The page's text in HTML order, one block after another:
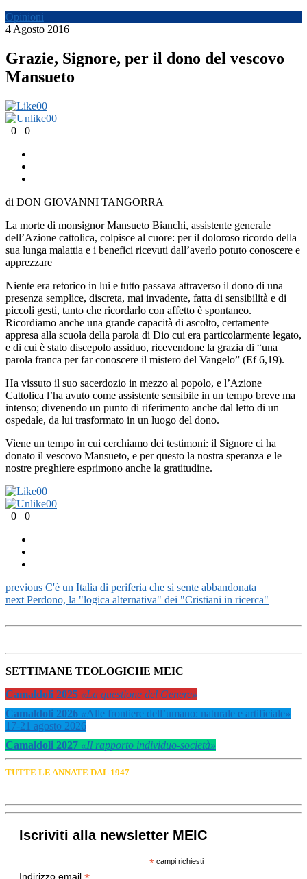
Opinioni
4 Agosto 2016
Grazie, Signore, per il dono del vescovo
Mansueto
00
00
0
0
di DON GIOVANNI TANGORRA
La morte di monsignor Mansueto Bianchi, assistente generale
dell’Azione cattolica, colpisce al cuore: per il doloroso ricordo della
sua lunga malattia e i benefici ricevuti dall’averlo potuto conoscere e
apprezzare
Niente era retorico in lui e tutto passava attraverso il dono di una
presenza semplice, discreta, mai invadente, fatta di sensibilità e di
piccoli gesti, tanto che ricordarlo con affetto è spontaneo.
Ricordiamo anche una grande capacità di ascolto, certamente
appresa alla scuola della parola di Dio cui era particolarmente legato,
e di cui è stato discepolo assiduo, ricevendone la grazia di “una
parola franca per far conoscere il mistero del Vangelo” (Ef 6,19).
Ha vissuto il suo sacerdozio in mezzo al popolo, e l’Azione
Cattolica l’ha avuto come assistente sensibile in un tempo breve ma
intenso; divenendo un punto di riferimento anche dal letto di un
ospedale, da lui trasformato in un luogo del dono.
Viene un tempo in cui cerchiamo dei testimoni: il Signore ci ha
donato il vescovo Mansueto, e per questo la nostra speranza e le
nostre preghiere esprimono anche la gratitudine.
00
00
0
0
previous C'è un Italia di periferia che si sente abbandonata
next Perdono, la "logica alternativa" dei "Cristiani in ricerca"
SETTIMANE TEOLOGICHE MEIC
Camaldoli 2025 «La questione del Genere»
Camaldoli 2026 «Alle frontiere dell’umano: naturale e artificiale»
17-21 agosto 2026
Camaldoli 2027 «Il rapporto individuo-società»
TUTTE LE ANNATE DAL 1947
Iscriviti alla newsletter MEIC
*campi richiesti
Indirizzo email